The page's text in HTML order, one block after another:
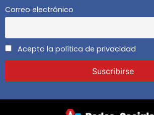
Correo electrónico
Acepto la política de privacidad